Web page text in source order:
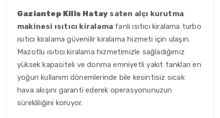
Gaziantep Kilis Hatay saten alçı kurutma
makinesi ısıtıcı kiralama fanlı ısıtıcı kiralama turbo
ısıtıcı kiralama güvenilir kiralama hizmeti için ulaşın.
Mazotlu ısıtıcı kiralama hizmetimizle sağladığımız
yüksek kapasiteli ve donma emniyetli yakıt tankları en
yoğun kullanım dönemlerinde bile kesintisiz sıcak
hava akışını garanti ederek operasyonunuzun
sürekliliğini koruyor.